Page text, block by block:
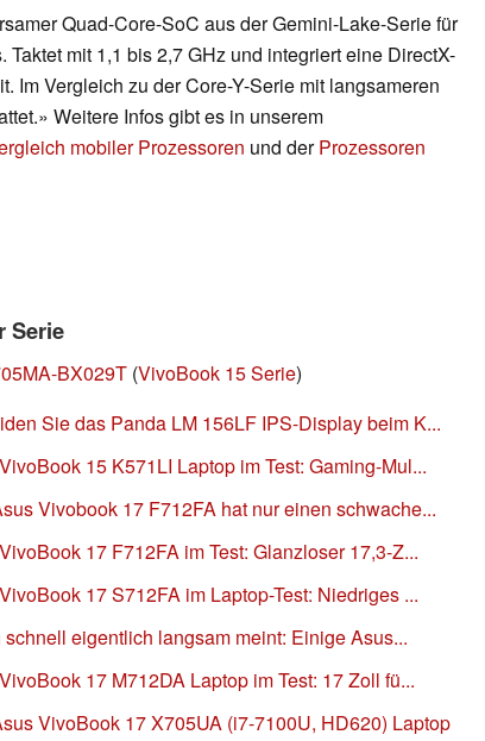
Quad-Core-SoC aus der Gemini-Lake-Serie für
Taktet mit 1,1 bis 2,7 GHz und integriert eine DirectX-
Im Vergleich zu der Core-Y-Serie mit langsameren
Weitere Infos gibt es in unserem
mobiler Prozessoren und derProzessoren
Serie
BX029T (VivoBook 15 Serie)
Sie das Panda LM 156LF IPS-Display beim K...
15 K571LI Laptop im Test: Gaming-Mul...
Vivobook 17 F712FA hat nur einen schwache...
17 F712FA im Test: Glanzloser 17,3-Z...
17 S712FA im Laptop-Test: Niedriges ...
schnell eigentlich langsam meint: Einige Asus...
17 M712DA Laptop im Test: 17 Zoll fü...
VivoBook 17 X705UA (i7-7100U, HD620) Laptop